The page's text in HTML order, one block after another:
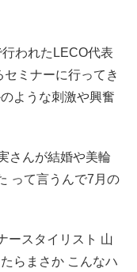
われたLECO代表
ミナーに行ってき
ような刺激や興奮
さんが結婚や美輪
って言うんで7月の
ースタイリスト 山
らまさか こんなハ